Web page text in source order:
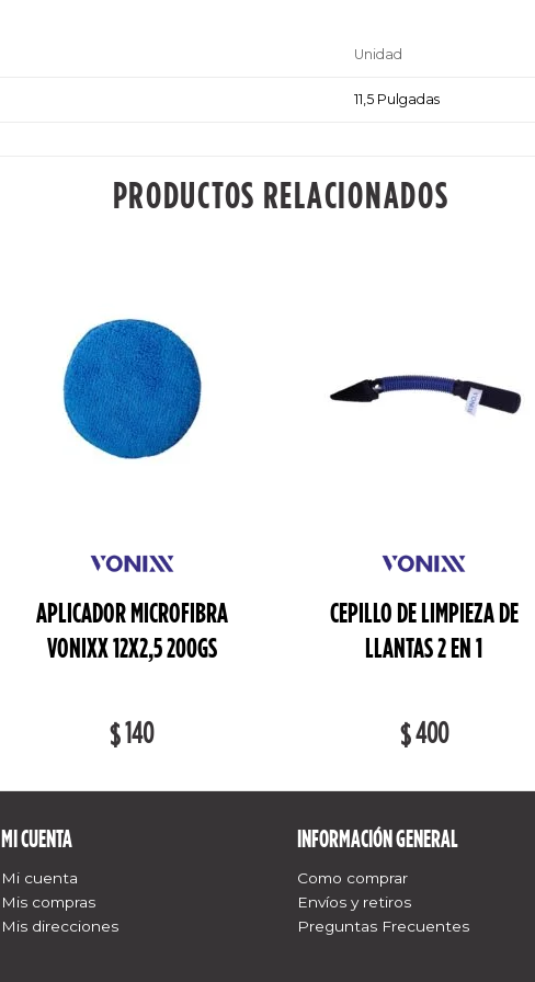
Unidad
11,5 Pulgadas
PRODUCTOS RELACIONADOS
APLICADOR MICROFIBRA
VONIXX 12X2,5 200GS
$140
CEPILLO DE LIMPIEZA DE
LLANTAS 2 EN 1
$400
MI CUENTA
Mi cuenta
Mis compras
Mis direcciones
INFORMACIÓN GENERAL
Como comprar
Envíos y retiros
Preguntas Frecuentes